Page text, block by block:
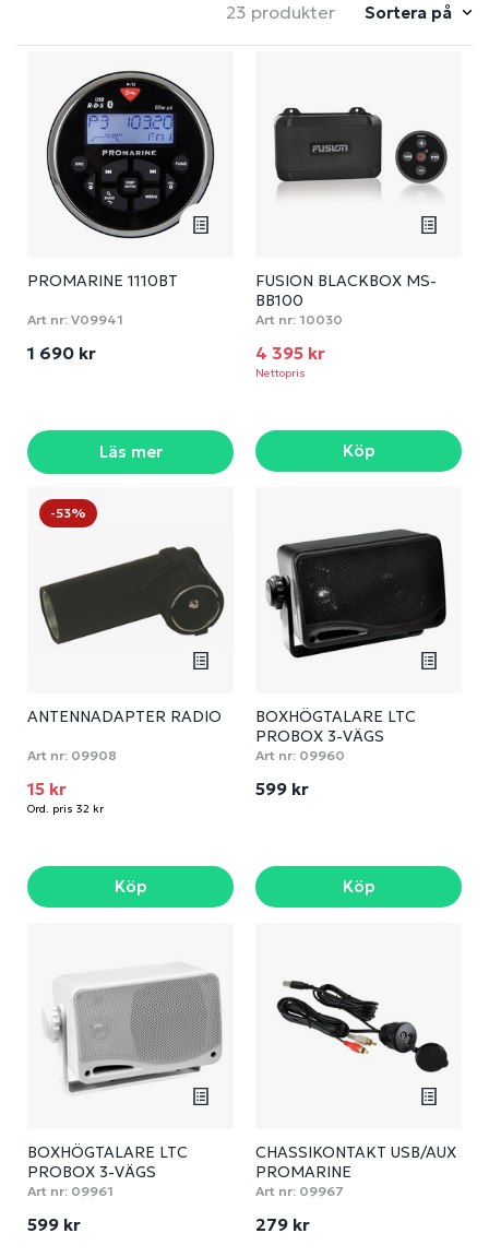
23 produkter Sortera på
PROMARINE 1110BT
Art nr: V09941
1 690 kr
Läs mer
FUSION BLACKBOX MS-
BB100
Art nr: 10030
4 395 kr
Nettopris
Köp
-53%
ANTENNADAPTER RADIO
Art nr: 09908
15 kr
Ord. pris 32 kr
Köp
BOXHÖGTALARE LTC
PROBOX 3-VÄGS
Art nr: 09960
599 kr
Köp
BOXHÖGTALARE LTC
PROBOX 3-VÄGS
Art nr: 09961
599 kr
CHASSIKONTAKT USB/AUX
PROMARINE
Art nr: 09967
279 kr